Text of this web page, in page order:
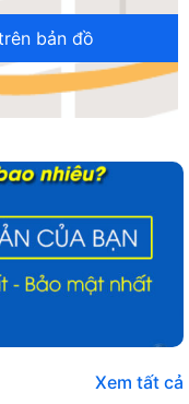
bản đồ
Xem tất cả